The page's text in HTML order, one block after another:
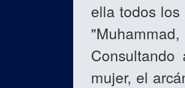
ella todos
mujer, el